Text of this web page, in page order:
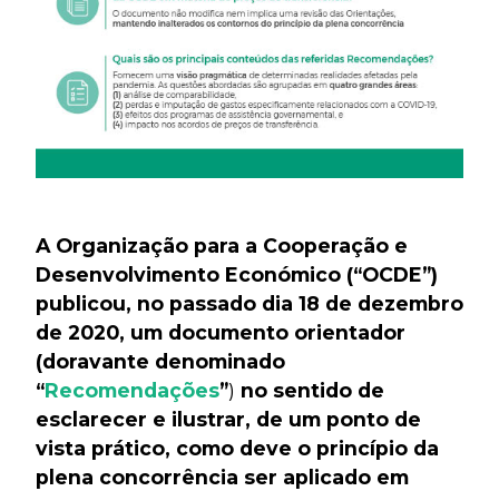
A Organização para a Cooperação e
Desenvolvimento Económico (“OCDE”)
publicou, no passado dia 18 de dezembro
de 2020, um documento orientador
(doravante denominado
“Recomendações”) no sentido de
esclarecer e ilustrar, de um ponto de
vista prático, como deve o princípio da
plena concorrência ser aplicado em